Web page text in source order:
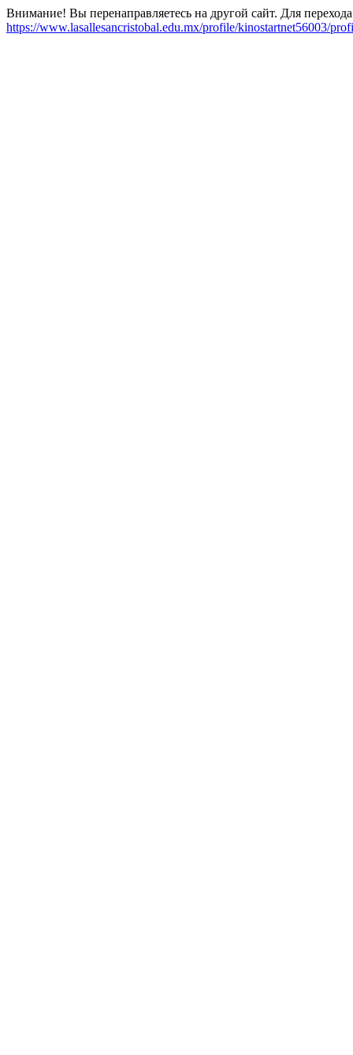
Внимание! Вы перенаправляетесь на другой сайт. Для
https://www.lasallesancristobal.edu.mx/profile/kinostartnet56003/